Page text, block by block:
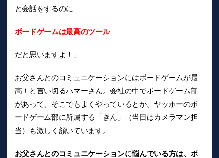
と会話をするのに
ボードゲームは最高のツール
だと思いますよ！」
お父さんとのコミュニケーションにはボードゲームが最
高！と言い切るハマーさん。会社の中でボードゲーム部
があって、そこでもよくやっているとか。ヤッホーのボ
ードゲーム部に所属する「ぎん」（当日はカメラマン担
当）も激しく頷いています。
お父さんとのコミュニケーションに悩んでいる方は、ボ